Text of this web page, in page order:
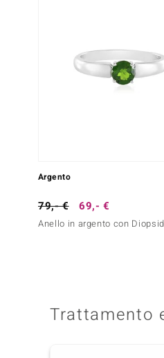
Argento
79,- € 69,- €
Anello in argento con
Trattamento